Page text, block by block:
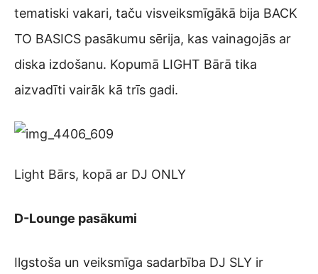
tematiski vakari, taču visveiksmīgākā bija BACK
TO BASICS pasākumu sērija, kas vainagojās ar
diska izdošanu. Kopumā LIGHT Bārā tika
aizvadīti vairāk kā trīs gadi.
Light Bārs, kopā ar DJ ONLY
D-Lounge pasākumi
Ilgstoša un veiksmīga sadarbība DJ SLY ir